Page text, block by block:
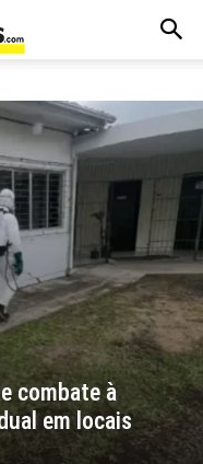
combate à
em locais